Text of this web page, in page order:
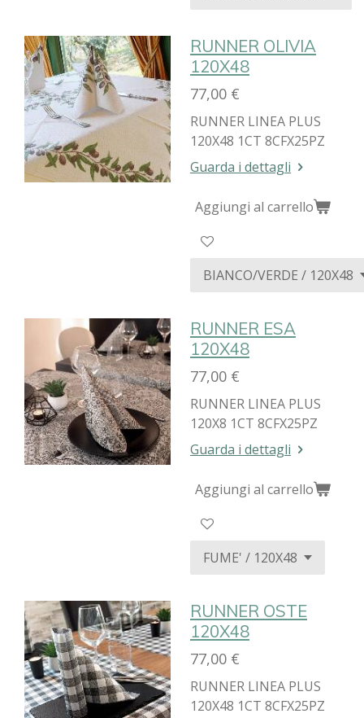
RUNNER OLIVIA
120X48
77,00 €
RUNNER LINEA PLUS
120X48 1CT 8CFX25PZ
Guarda i dettagli
Aggiungi al carrello
RUNNER ESA
120X48
77,00 €
RUNNER LINEA PLUS
120X8 1CT 8CFX25PZ
Guarda i dettagli
Aggiungi al carrello
RUNNER OSTE
120X48
77,00 €
RUNNER LINEA PLUS
120X48 1CT 8CFX25PZ